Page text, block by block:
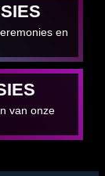
en
van onze